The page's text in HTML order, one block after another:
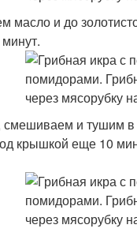
масло и до
и тушим в
крышкой еще 10